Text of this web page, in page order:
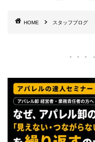
HOME スタッフブログ